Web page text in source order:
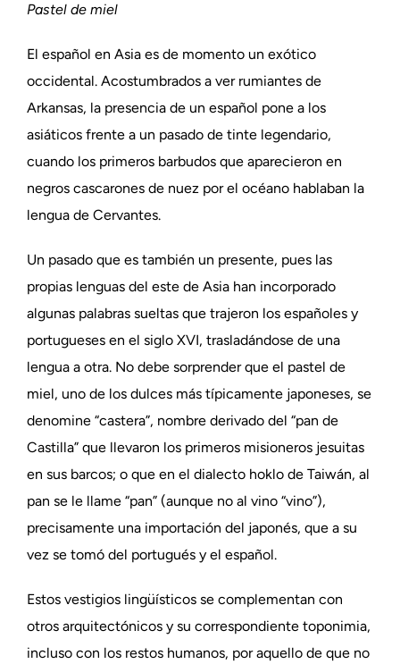
Pastel de miel
El español en Asia es de momento un exótico
occidental. Acostumbrados a ver rumiantes de
Arkansas, la presencia de un español pone a los
asiáticos frente a un pasado de tinte legendario,
cuando los primeros barbudos que aparecieron en
negros cascarones de nuez por el océano hablaban la
lengua de Cervantes.
Un pasado que es también un presente, pues las
propias lenguas del este de Asia han incorporado
algunas palabras sueltas que trajeron los españoles y
portugueses en el siglo XVI, trasladándose de una
lengua a otra. No debe sorprender que el pastel de
miel, uno de los dulces más típicamente japoneses, se
denomine “castera”, nombre derivado del “pan de
Castilla” que llevaron los primeros misioneros jesuitas
en sus barcos; o que en el dialecto hoklo de Taiwán, al
pan se le llame “pan” (aunque no al vino “vino”),
precisamente una importación del japonés, que a su
vez se tomó del portugués y el español.
Estos vestigios lingüísticos se complementan con
otros arquitectónicos y su correspondiente toponimia,
incluso con los restos humanos, por aquello de que no